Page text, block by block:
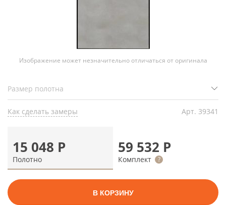
Изображение может незначительно отличаться от оригинала
Как сделать замеры Арт. 39341
15 048 Р
Полотно
59 532 Р
Комплект
В КОРЗИНУ